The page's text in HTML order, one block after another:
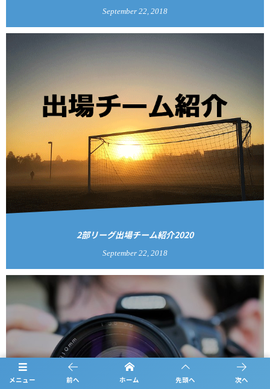
September 22, 2018
2部リーグ出場チーム紹介2020
September 22 2018
メニュー 前へ ホーム 先頭へ 次へ